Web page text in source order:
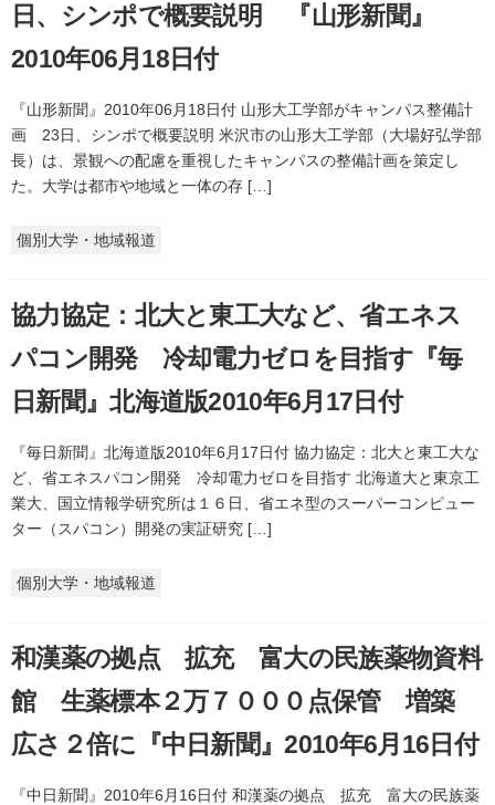
日、シンポで概要説明 『山形新聞』
2010年06月18日付
『山形新聞』2010年06月18日付 山形大工学部がキャンパス整備計
画 23日、シンポで概要説明 米沢市の山形大工学部（大場好弘学部
長）は、景観への配慮を重視したキャンパスの整備計画を策定し
た。大学は都市や地域と一体の存 […]
個別大学・地域報道
協力協定：北大と東工大など、省エネス
パコン開発 冷却電力ゼロを目指す『毎
日新聞』北海道版2010年6月17日付
『毎日新聞』北海道版2010年6月17日付 協力協定：北大と東工大な
ど、省エネスパコン開発 冷却電力ゼロを目指す 北海道大と東京工
業大、国立情報学研究所は１６日、省エネ型のスーパーコンピュー
ター（スパコン）開発の実証研究 […]
個別大学・地域報道
和漢薬の拠点 拡充 富大の民族薬物資料
館 生薬標本２万７０００点保管 増築
広さ２倍に『中日新聞』2010年6月16日付
『中日新聞』2010年6月16日付 和漢薬の拠点 拡充 富大の民族薬